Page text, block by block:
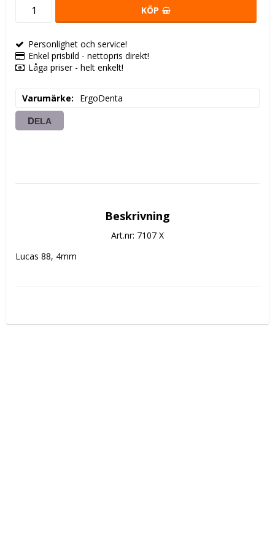
KÖP
Personlighet och service!
Enkel prisbild - nettopris direkt!
Låga priser - helt enkelt!
Varumärke ErgoDenta
DELA
Beskrivning
Art.nr: 7107 X
Lucas 88, 4mm